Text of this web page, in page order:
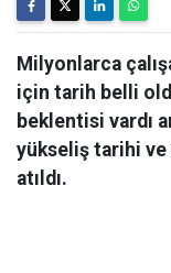
Milyonlarca
için tarih belli
beklentisi vardı
yükseliş tarihi
atıldı.